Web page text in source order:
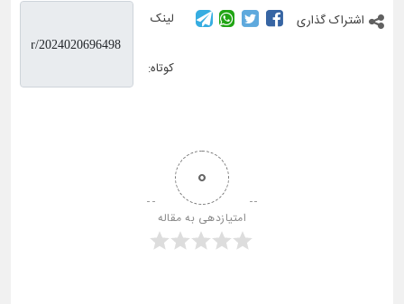
اشتراک گذاری لینک
کوتاه:
0
امتیازدهی به مقاله